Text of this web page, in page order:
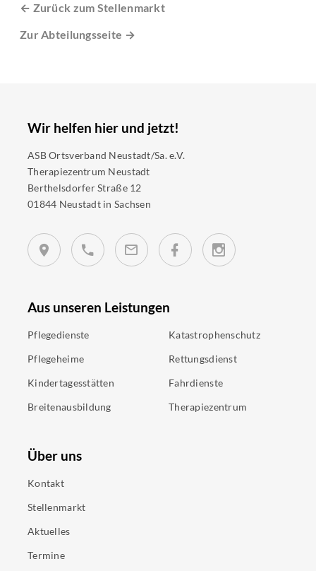
← Zurück zum Stellenmarkt
Zur Abteilungsseite →
Wir helfen hier und jetzt!
ASB Ortsverband Neustadt/Sa. e.V.
Therapiezentrum Neustadt
Berthelsdorfer Straße 12
01844 Neustadt in Sachsen
Aus unseren Leistungen
Pflegedienste
Pflegeheime
Kindertagesstätten
Breitenausbildung
Katastrophenschutz
Rettungsdienst
Fahrdienste
Therapiezentrum
Über uns
Kontakt
Stellenmarkt
Aktuelles
Termine